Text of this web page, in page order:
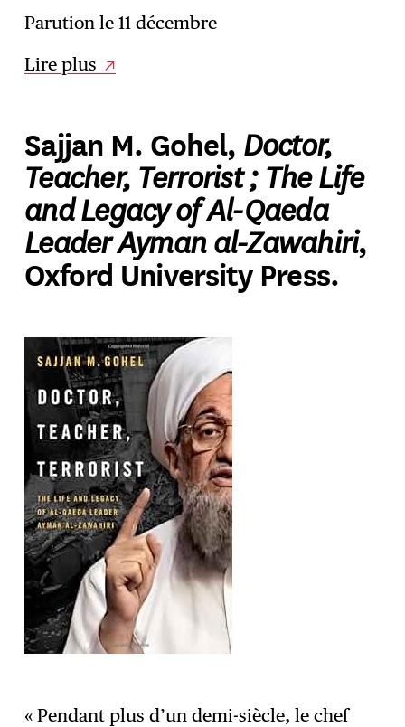
Parution le 11 décembre
Lire plus
Sajjan M. Gohel, Doctor,
Teacher, Terrorist ; The Life
and Legacy of Al-Qaeda
Leader Ayman al-Zawahiri,
Oxford University Press.
« Pendant plus d’un demi-siècle, le chef